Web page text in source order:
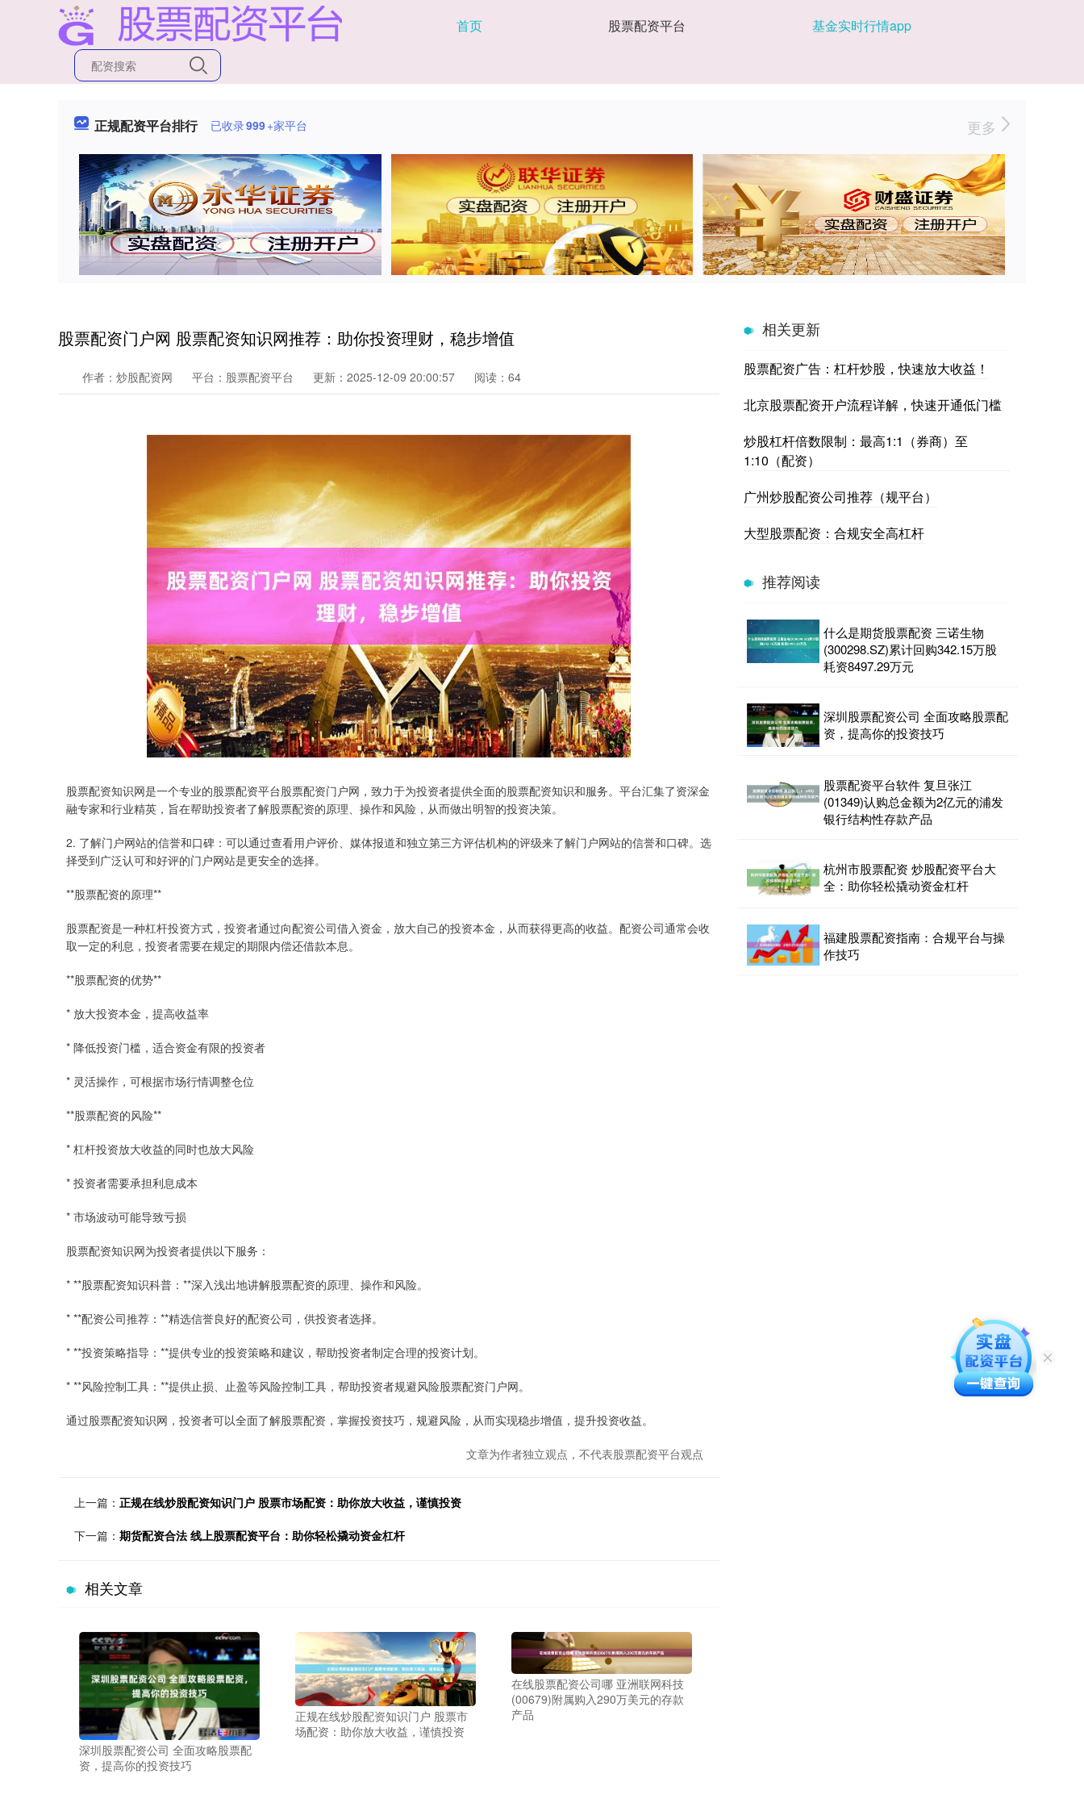
首页 股票配资平台 基金实时行情app
正规配资平台排行 已收录999+家平台 更多
股票配资门户网 股票配资知识网推荐：助你投资理财，稳步增值
作者：炒股配资网 平台：股票配资平台 更新：2025-12-09 20:00:57 阅读：64
股票配资知识网是一个专业的股票配资平台股票配资门户网，致力于为投资者提供全面的股票配资知识和服务。平台汇集了资深金
融专家和行业精英，旨在帮助投资者了解股票配资的原理、操作和风险，从而做出明智的投资决策。
2. 了解门户网站的信誉和口碑：可以通过查看用户评价、媒体报道和独立第三方评估机构的评级来了解门户网站的信誉和口碑。选
择受到广泛认可和好评的门户网站是更安全的选择。
**股票配资的原理**
股票配资是一种杠杆投资方式，投资者通过向配资公司借入资金，放大自己的投资本金，从而获得更高的收益。配资公司通常会收
取一定的利息，投资者需要在规定的期限内偿还借款本息。
**股票配资的优势**
* 放大投资本金，提高收益率
* 降低投资门槛，适合资金有限的投资者
* 灵活操作，可根据市场行情调整仓位
**股票配资的风险**
* 杠杆投资放大收益的同时也放大风险
* 投资者需要承担利息成本
* 市场波动可能导致亏损
股票配资知识网为投资者提供以下服务：
* **股票配资知识科普：**深入浅出地讲解股票配资的原理、操作和风险。
* **配资公司推荐：**精选信誉良好的配资公司，供投资者选择。
* **投资策略指导：**提供专业的投资策略和建议，帮助投资者制定合理的投资计划。
* **风险控制工具：**提供止损、止盈等风险控制工具，帮助投资者规避风险股票配资门户网。
通过股票配资知识网，投资者可以全面了解股票配资，掌握投资技巧，规避风险，从而实现稳步增值，提升投资收益。
文章为作者独立观点，不代表股票配资平台观点
上一篇： 正规在线炒股配资知识门户 股票市场配资：助你放大收益，谨慎投资
下一篇： 期货配资合法 线上股票配资平台：助你轻松撬动资金杠杆
相关文章
深圳股票配资公司 全面攻略股票配
资，提高你的投资技巧
正规在线炒股配资知识门户 股票市
场配资：助你放大收益，谨慎投资
在线股票配资公司哪 亚洲联网科技
(00679)附属购入290万美元的存款
产品
相关更新
股票配资广告：杠杆炒股，快速放大收益！
北京股票配资开户流程详解，快速开通低门槛
炒股杠杆倍数限制：最高1:1（券商）至
1:10（配资）
广州炒股配资公司推荐（规平台）
大型股票配资：合规安全高杠杆
推荐阅读
什么是期货股票配资 三诺生物
(300298.SZ)累计回购342.15万股
耗资8497.29万元
深圳股票配资公司 全面攻略股票配
资，提高你的投资技巧
股票配资平台软件 复旦张江
(01349)认购总金额为2亿元的浦发
银行结构性存款产品
杭州市股票配资 炒股配资平台大
全：助你轻松撬动资金杠杆
福建股票配资指南：合规平台与操
作技巧